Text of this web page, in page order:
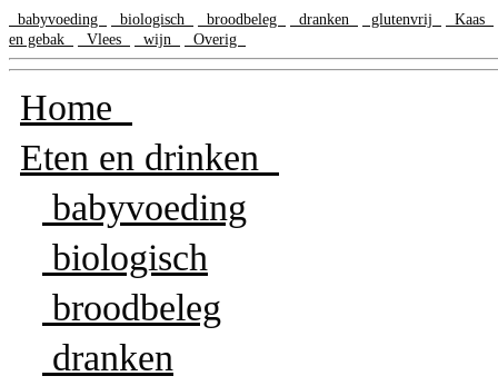
babyvoeding biologisch broodbeleg dranken glutenvrij
Kaas
en gebak
Vlees wijn Overig
Home
Eten en drinken
babyvoeding
biologisch
broodbeleg
dranken